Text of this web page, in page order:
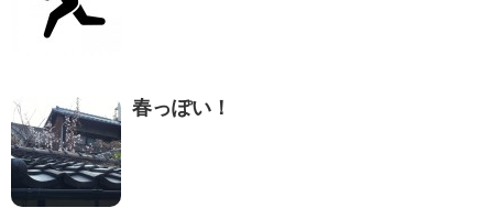
春っぽい！